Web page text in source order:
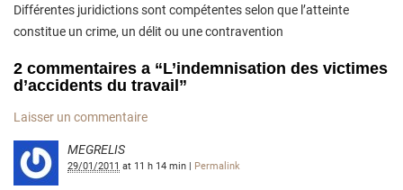
Différentes juridictions sont compétentes selon que l’atteinte
constitue un crime, un délit ou une contravention
2 commentaires a “L’indemnisation des victimes
d’accidents du travail”
Laisser un commentaire
MEGRELIS
29/01/2011 at 11 h 14 min | Permalink